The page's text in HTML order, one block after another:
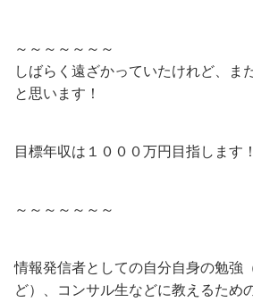
～～～～～～～
しばらく遠ざかっていたけれど、ま
と思います！
目標年収は１０００万円目指します！
～～～～～～～
情報発信者としての自分自身の勉強
ど）、コンサル生などに教えるため